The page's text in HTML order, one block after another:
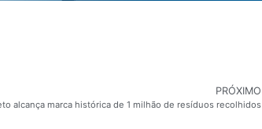
PRÓXIMO
alcança marca histórica de 1 milhão de resíduos recolhidos